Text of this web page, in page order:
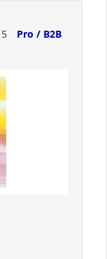
Pro / B2B